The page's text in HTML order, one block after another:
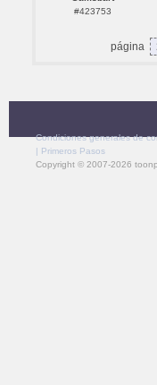
#423753
página
Condiciones generales de
| Primeros Pasos
Copyright © 2007-2026